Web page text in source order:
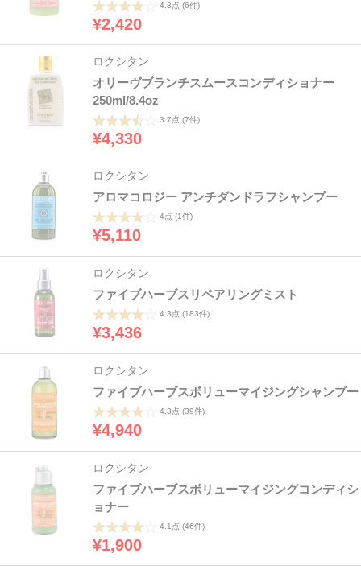
4.3点 (6件)
¥2,420
ロクシタン
オリーヴブランチスムースコンディショナー
250ml/8.4oz
3.7点 (7件)
¥4,330
ロクシタン
アロマコロジー アンチダンドラフシャンプー
4点 (1件)
¥5,110
ロクシタン
ファイブハーブスリペアリングミスト
4.3点 (183件)
¥3,436
ロクシタン
ファイブハーブスボリューマイジングシャンプー
4.3点 (39件)
¥4,940
ロクシタン
ファイブハーブスボリューマイジングコンディシ
ョナー
4.1点 (46件)
¥1,900